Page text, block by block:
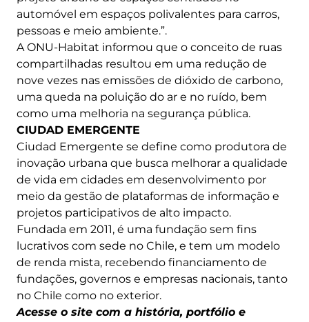
automóvel em espaços polivalentes para carros,
pessoas e meio ambiente.”.
A ONU-Habitat informou que o conceito de ruas
compartilhadas resultou em uma redução de
nove vezes nas emissões de dióxido de carbono,
uma queda na poluição do ar e no ruído, bem
como uma melhoria na segurança pública.
CIUDAD EMERGENTE
Ciudad Emergente se define como produtora de
inovação urbana que busca melhorar a qualidade
de vida em cidades em desenvolvimento por
meio da gestão de plataformas de informação e
projetos participativos de alto impacto.
Fundada em 2011, é uma fundação sem fins
lucrativos com sede no Chile, e tem um modelo
de renda mista, recebendo financiamento de
fundações, governos e empresas nacionais, tanto
no Chile como no exterior.
Acesse o site com a história, portfólio e